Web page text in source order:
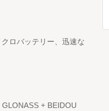
ロバッテリー、迅速な
+ BEIDOU